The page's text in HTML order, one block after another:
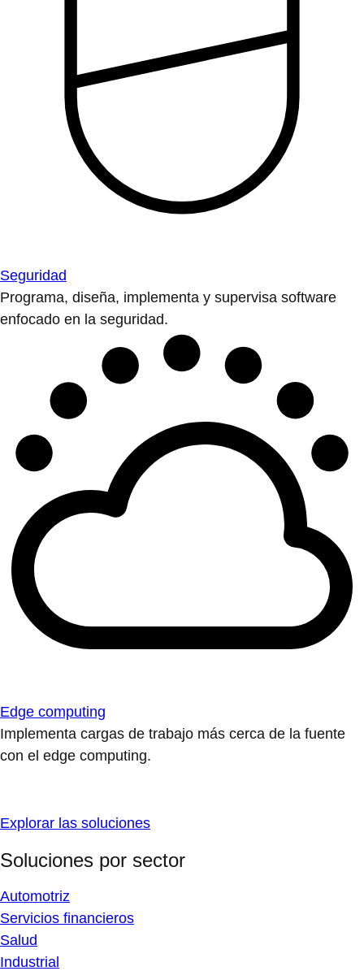
Seguridad
Programa, diseña, implementa y supervisa software
enfocado en la seguridad.
Edge computing
Implementa cargas de trabajo más cerca de la fuente
con el edge computing.
Explorar las soluciones
Soluciones por sector
Automotriz
Servicios financieros
Salud
Industrial